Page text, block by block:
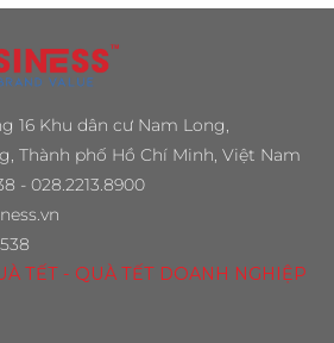
16 Khu dân cư Nam Long,
Thành phố Hồ Chí Minh, Việt Nam
- 028.2213.8900
TẾT - QUÀ TẾT DOANH NGHIỆP